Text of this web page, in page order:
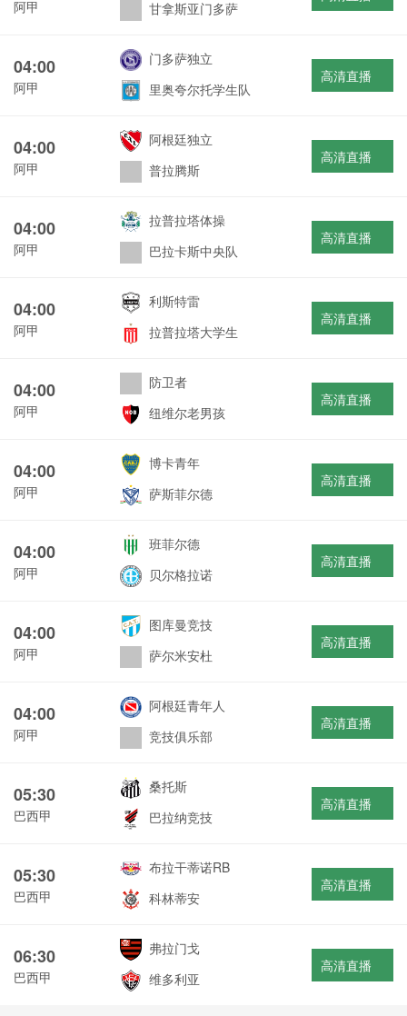
阿甲
甘拿斯亚门多萨
04:00
阿甲
门多萨独立
里奥夸尔托学生队
高清直播
04:00
阿甲
阿根廷独立
普拉腾斯
高清直播
04:00
阿甲
拉普拉塔体操
巴拉卡斯中央队
高清直播
04:00
阿甲
利斯特雷
拉普拉塔大学生
高清直播
04:00
阿甲
防卫者
纽维尔老男孩
高清直播
04:00
阿甲
博卡青年
萨斯菲尔德
高清直播
04:00
阿甲
班菲尔德
贝尔格拉诺
高清直播
04:00
阿甲
图库曼竞技
萨尔米安杜
高清直播
04:00
阿甲
阿根廷青年人
竞技俱乐部
高清直播
05:30
巴西甲
桑托斯
巴拉纳竞技
高清直播
05:30
巴西甲
布拉干蒂诺RB
科林蒂安
高清直播
06:30
巴西甲
弗拉门戈
维多利亚
高清直播